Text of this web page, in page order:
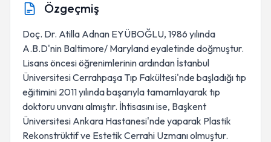
Özgeçmiş
Doç. Dr. Atilla Adnan EYÜBOĞLU, 1986 yılında
A.B.D'nin Baltimore/ Maryland eyaletinde doğmuştur.
Lisans öncesi öğrenimlerinin ardından İstanbul
Üniversitesi Cerrahpaşa Tıp Fakültesi'nde başladığı tıp
eğitimini 2011 yılında başarıyla tamamlayarak tıp
doktoru unvanı almıştır. İhtisasını ise, Başkent
Üniversitesi Ankara Hastanesi'nde yaparak Plastik
Rekonstrüktif ve Estetik Cerrahi Uzmanı olmuştur.